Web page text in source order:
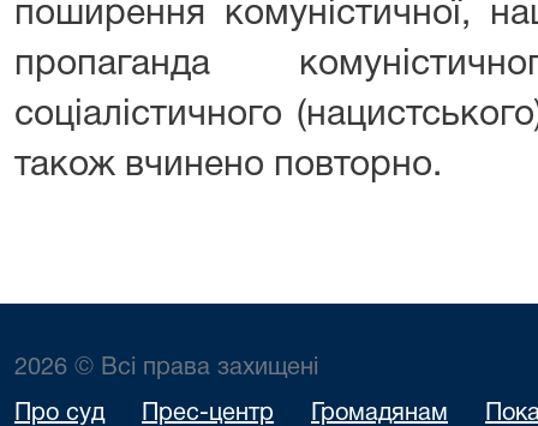
поширення комуністичної,
пропаганда
соціалістичного
також вчинено повторно.
2026 © Всі права захищені
Про суд Прес-центр Громадянам